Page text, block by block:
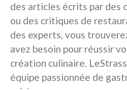
des articles écrits par des
ou des critiques de
des experts, vous
avez besoin pour réussir
création culinaire.
équipe passionnée de